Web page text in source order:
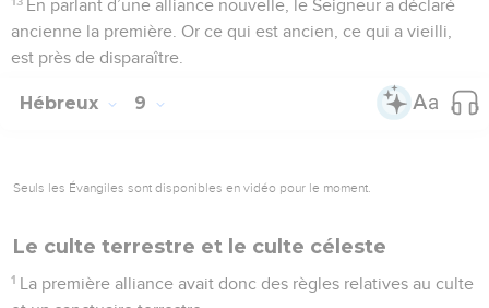
En parlant d’une alliance nouvelle, le Seigneur a déclaré
ancienne la première. Or ce qui est ancien, ce qui a vieilli,
est près de disparaître.
Hébreux 9
Seuls les Évangiles sont disponibles en vidéo pour le moment.
Le culte terrestre et le culte céleste
1 La première alliance avait donc des règles relatives au culte